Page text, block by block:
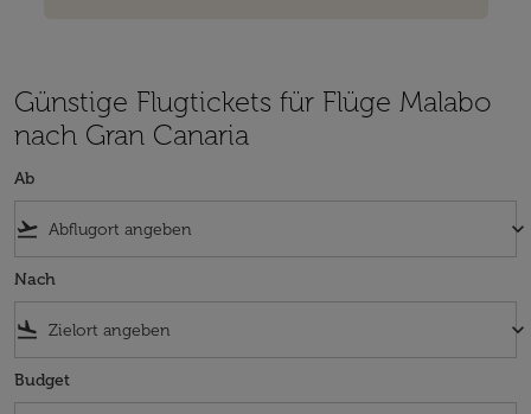
Günstige Flugtickets für Flüge Malabo
nach Gran Canaria
Ab
flight_takeoff keyboard_arrow_down
Nach
flight_land keyboard_arrow_down
Budget